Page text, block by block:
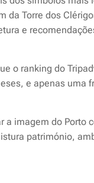
da Torre dos
e
o ranking do
e apenas uma
a imagem do Porto
património,